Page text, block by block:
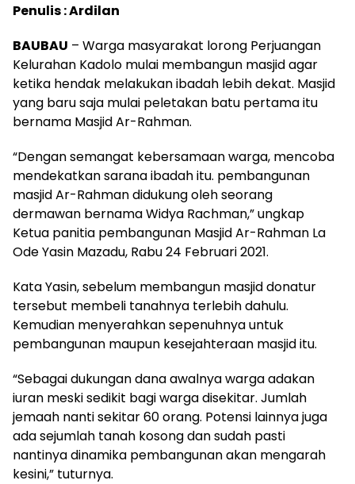
Penulis : Ardilan
BAUBAU – Warga masyarakat lorong Perjuangan
Kelurahan Kadolo mulai membangun masjid agar
ketika hendak melakukan ibadah lebih dekat. Masjid
yang baru saja mulai peletakan batu pertama itu
bernama Masjid Ar-Rahman.
“Dengan semangat kebersamaan warga, mencoba
mendekatkan sarana ibadah itu. pembangunan
masjid Ar-Rahman didukung oleh seorang
dermawan bernama Widya Rachman,” ungkap
Ketua panitia pembangunan Masjid Ar-Rahman La
Ode Yasin Mazadu, Rabu 24 Februari 2021.
Kata Yasin, sebelum membangun masjid donatur
tersebut membeli tanahnya terlebih dahulu.
Kemudian menyerahkan sepenuhnya untuk
pembangunan maupun kesejahteraan masjid itu.
“Sebagai dukungan dana awalnya warga adakan
iuran meski sedikit bagi warga disekitar. Jumlah
jemaah nanti sekitar 60 orang. Potensi lainnya juga
ada sejumlah tanah kosong dan sudah pasti
nantinya dinamika pembangunan akan mengarah
kesini,” tuturnya.